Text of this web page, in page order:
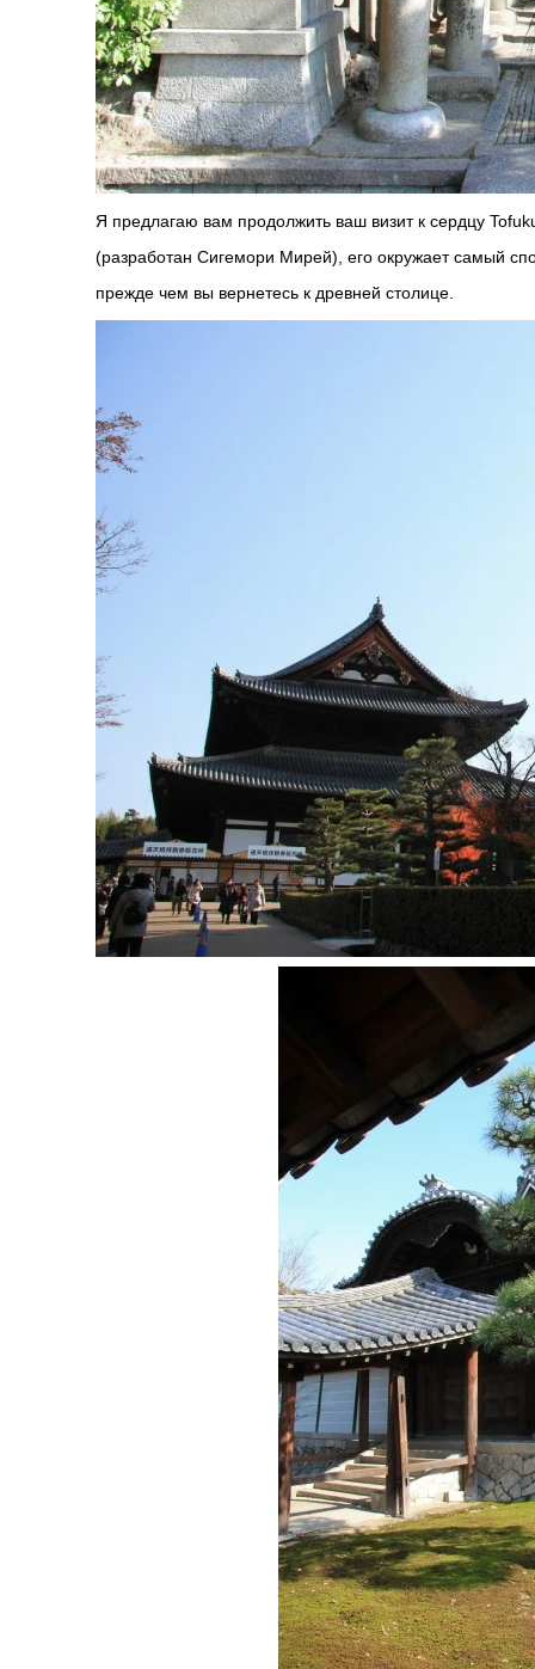
Я предлагаю вам продолжить ваш визит к сердцу
(разработан Сигемори Мирей), его окружает самый
прежде чем вы вернетесь к древней столице.